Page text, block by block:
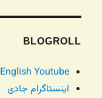
BLOGROLL
English Youtube
اینستاگرام جادی